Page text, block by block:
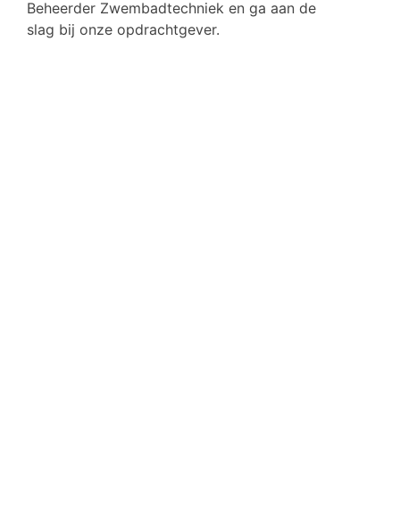
Beheerder Zwembadtechniek en ga aan de
slag bij onze opdrachtgever.